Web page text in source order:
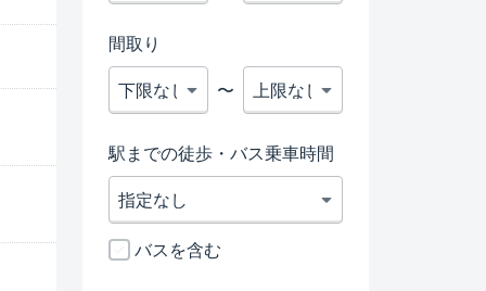
間取り
〜
駅までの徒歩・バス乗車時間
バスを含む